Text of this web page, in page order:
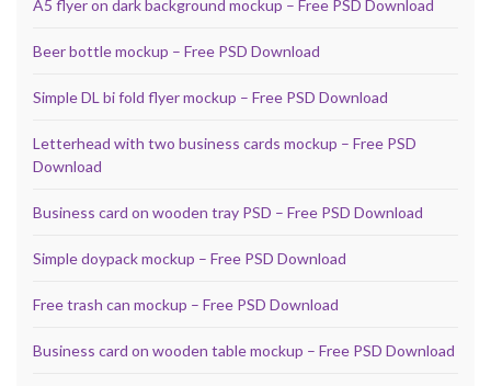
A5 flyer on dark background mockup – Free PSD Download
Beer bottle mockup – Free PSD Download
Simple DL bi fold flyer mockup – Free PSD Download
Letterhead with two business cards mockup – Free PSD
Download
Business card on wooden tray PSD – Free PSD Download
Simple doypack mockup – Free PSD Download
Free trash can mockup – Free PSD Download
Business card on wooden table mockup – Free PSD Download